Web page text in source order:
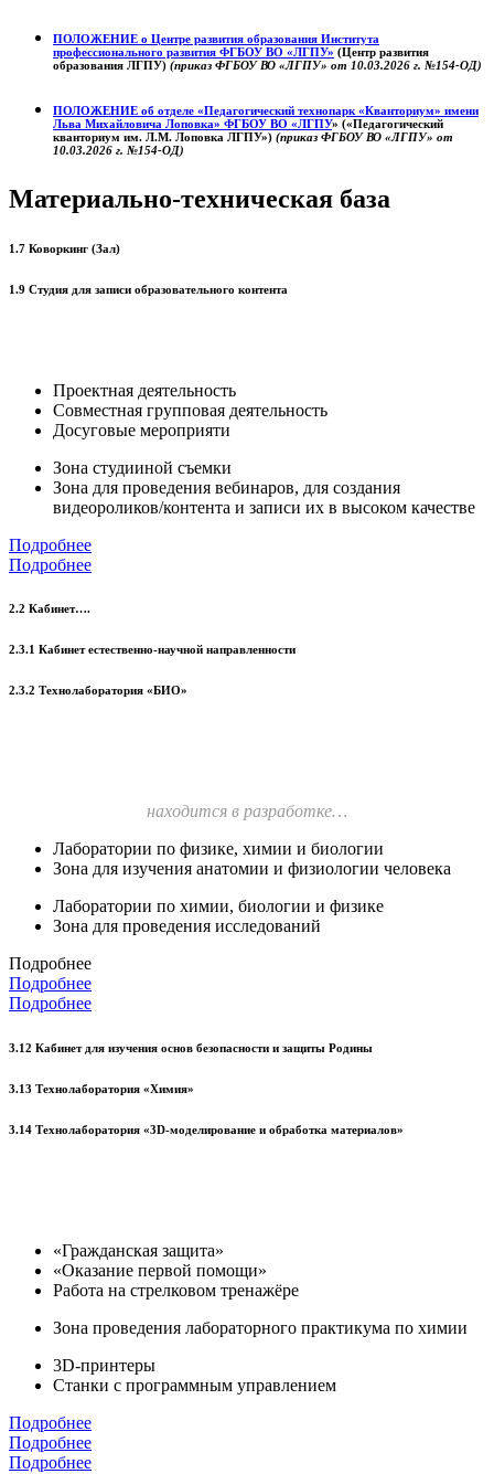
ПОЛОЖЕНИЕ о Центре развития образования Института
профессионального развития ФГБОУ ВО «ЛГПУ» (Центр развития
образования ЛГПУ) (приказ ФГБОУ ВО «ЛГПУ» от 10.03.2026 г. №154-ОД)
ПОЛОЖЕНИЕ об отделе «Педагогический технопарк «Кванториум» имени
Льва Михайловича Лоповка» ФГБОУ ВО «ЛГПУ» («Педагогический
кванториум им. Л.М. Лоповка ЛГПУ») (приказ ФГБОУ ВО «ЛГПУ» от
10.03.2026 г. №154-ОД)
Материально-техническая база
1.7 Коворкинг (Зал)
1.9 Студия для записи образовательного контента
Проектная деятельность
Совместная групповая деятельность
Досуговые мероприяти
Зона студииной съемки
Зона для проведения вебинаров, для создания
видеороликов/контента и записи их в высоком качестве
Подробнее
Подробнее
2.2 Кабинет….
2.3.1 Кабинет естественно-научной направленности
2.3.2 Технолаборатория «БИО»
находится в разработке…
Лаборатории по физике, химии и биологии
Зона для изучения анатомии и физиологии человека
Лаборатории по химии, биологии и физике
Зона для проведения исследований
Подробнее
Подробнее
Подробнее
3.12 Кабинет для изучения основ безопасности и защиты Родины
3.13 Технолаборатория «Химия»
3.14 Технолаборатория «3D-моделирование и обработка материалов»
«Гражданская защита»
«Оказание первой помощи»
Работа на стрелковом тренажёре
Зона проведения лабораторного практикума по химии
3D-принтеры
Станки с программным управлением
Подробнее
Подробнее
Подробнее